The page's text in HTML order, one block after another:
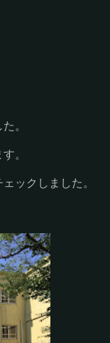
。
。
ックしました。